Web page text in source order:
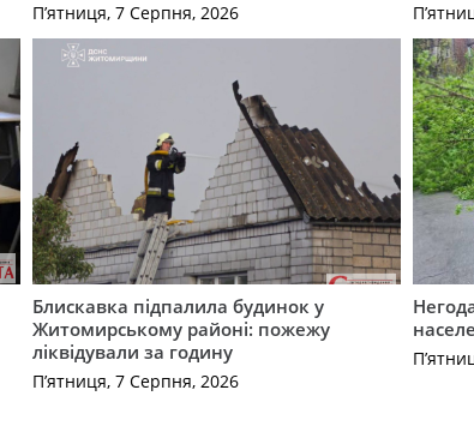
П’ятниця, 7 Серпня, 2026
Блискавка підпалила будинок у
Житомирському районі: пожежу
ліквідували за годину
П’ятниця, 7 Серпня, 2026